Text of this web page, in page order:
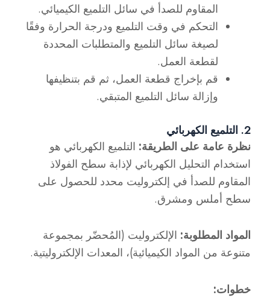
المقاوم للصدأ في سائل التلميع الكيميائي.
التحكم في وقت التلميع ودرجة الحرارة وفقًا
لصيغة سائل التلميع والمتطلبات المحددة
لقطعة العمل.
قم بإخراج قطعة العمل، ثم قم بتنظيفها
وإزالة سائل التلميع المتبقي.
2. التلميع الكهربائي
نظرة عامة على الطريقة: التلميع الكهربائي هو
استخدام التحليل الكهربائي لإذابة سطح الفولاذ
المقاوم للصدأ في إلكتروليت محدد للحصول على
سطح أملس ومشرق.
المواد المطلوبة: الإلكتروليت (المُحضّر بمجموعة
متنوعة من المواد الكيميائية)، المعدات الإلكتروليتية.
خطوات: